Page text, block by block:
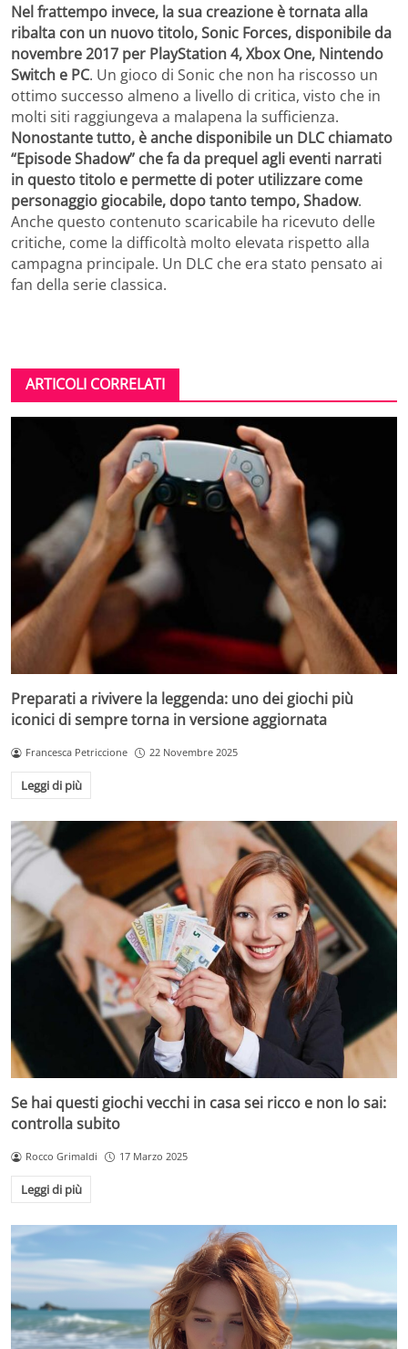
Nel frattempo invece, la sua creazione è tornata alla
ribalta con un nuovo titolo, Sonic Forces, disponibile da
novembre 2017 per PlayStation 4, Xbox One, Nintendo
Switch e PC. Un gioco di Sonic che non ha riscosso un
ottimo successo almeno a livello di critica, visto che in
molti siti raggiungeva a malapena la sufficienza.
Nonostante tutto, è anche disponibile un DLC chiamato
“Episode Shadow” che fa da prequel agli eventi narrati
in questo titolo e permette di poter utilizzare come
personaggio giocabile, dopo tanto tempo, Shadow.
Anche questo contenuto scaricabile ha ricevuto delle
critiche, come la difficoltà molto elevata rispetto alla
campagna principale. Un DLC che era stato pensato ai
fan della serie classica.
ARTICOLI CORRELATI
Preparati a rivivere la leggenda: uno dei giochi più
iconici di sempre torna in versione aggiornata
Francesca Petriccione 22 Novembre 2025
Leggi di più
Se hai questi giochi vecchi in casa sei ricco e non lo sai:
controlla subito
Rocco Grimaldi 17 Marzo 2025
Leggi di più